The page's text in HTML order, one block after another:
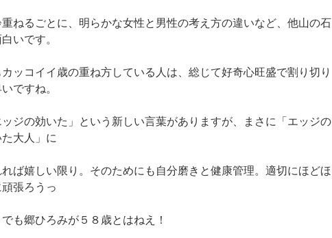
ねるごとに、明らかな女性と男性の考え方の違いなど、他山の石
いです。
カッコイイ歳の重ね方している人は、総じて好奇心旺盛で割り切り
ですね。
ッジの効いた」という新しい言葉がありますが、まさに「エッジの
大人」に
れば嬉しい限り。そのためにも自分磨きと健康管理。適切にほどほ
頑張ろうっ
でも郷ひろみが５８歳とはねえ！